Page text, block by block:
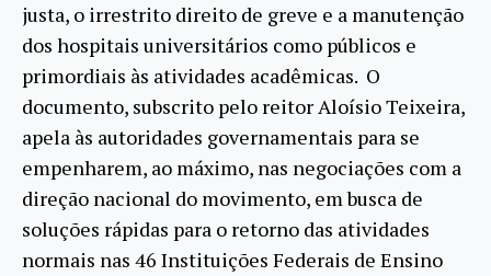
justa, o irrestrito direito de greve e a manutenção
dos hospitais universitários como públicos e
primordiais às atividades acadêmicas. O
documento, subscrito pelo reitor Aloísio Teixeira,
apela às autoridades governamentais para se
empenharem, ao máximo, nas negociações com a
direção nacional do movimento, em busca de
soluções rápidas para o retorno das atividades
normais nas 46 Instituições Federais de Ensino